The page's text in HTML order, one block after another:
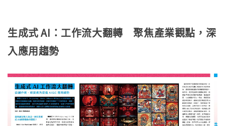
生成式 AI：工作流大翻轉 聚焦產業觀點，深
入應用趨勢